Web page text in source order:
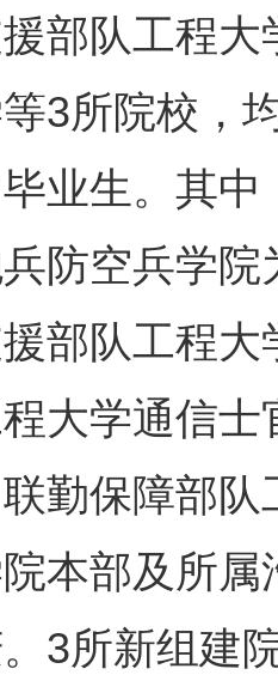
部队工程
3所院校，
业生。其
防空兵学
部队工程
大学通信
勤保障部
本部及所
3所新组建
超标问题”
息